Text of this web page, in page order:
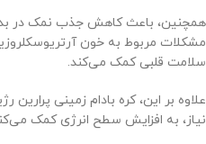
همچنین، باعث کاهش جذب نمک در
مشکلات مربوط به خون
سلامت قلبی کمک می‌کند.
علاوه بر این، کره بادام زمینی پرارین
نیاز، به افزایش سطح انرژی کمک